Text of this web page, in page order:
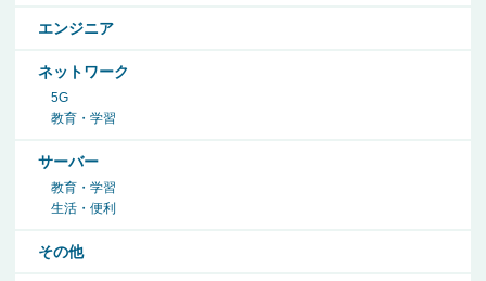
エンジニア
ネットワーク
5G
教育・学習
サーバー
教育・学習
生活・便利
その他